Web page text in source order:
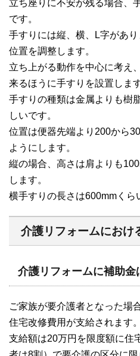
立ち座りに不安が残る場合、
です。
手すりには縦、横、L字があ
位置を調整します。
立ち上がる動作を中心に考え
来るほうに手すりを設置します
手すりの種類は金属よりも樹
しいです。
位置は便器先端より200から
ようにします。
縦の場合、高さは肩よりも
します。
横手すりの長さは600mmくら
介護リフォームにおけ
介護リフォームに補助
ご家族が要介護者となった場
住宅改修費用が支給されます。
支給額は20万円を限度額に住